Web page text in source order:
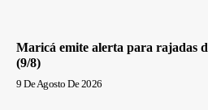
Maricá emite alerta para rajadas
(9/8)
9 De Agosto De 2026